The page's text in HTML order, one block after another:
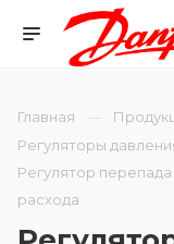
Главная
Регуляторы
Регулятор
расхода